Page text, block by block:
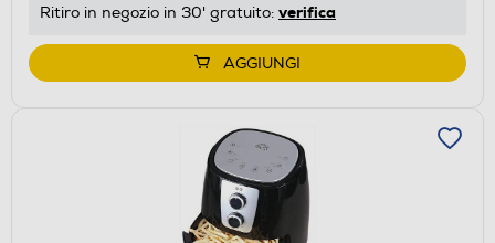
Ritiro in negozio in 30' gratuito: verifica
AGGIUNGI